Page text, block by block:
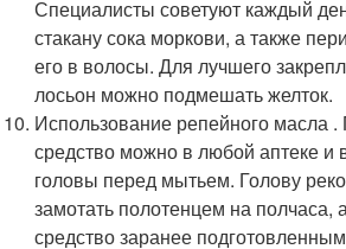
Специалисты советуют каждый
стакану сока моркови, а также
его в волосы. Для лучшего
лосьон можно подмешать желток.
Использование репейного масла .
средство можно в любой аптеке и
головы перед мытьем. Голову
замотать полотенцем на полчаса,
средство заранее